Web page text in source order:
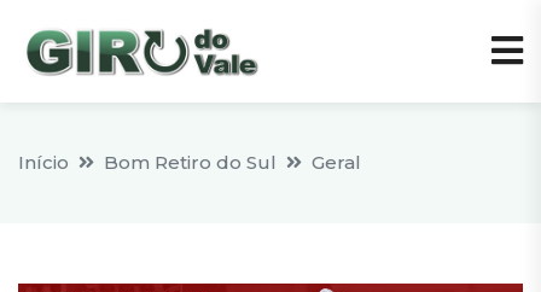
Início Bom Retiro do Sul Geral